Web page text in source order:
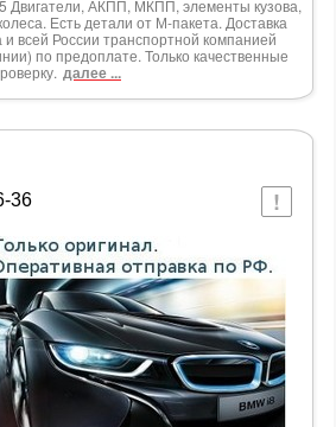
Двигатели, АКПП, МКПП, элементы кузова,
Есть детали от М-пакета. Доставка
всей России транспортной компанией
по предоплате. Только качественные
далее ...
36